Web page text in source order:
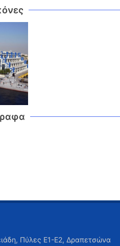
Πύλες Ε1-Ε2, Δραπετσώνα